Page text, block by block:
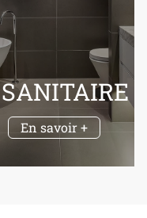
SANITAIRE
En savoir +